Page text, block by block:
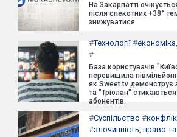
На Закарпатті
після спекотних +38°
знижуватися.
#Технології#
#
База користувачів
перевищила
як Sweet.tv демонструє
та "Тріолан"
абонентів.
#Суспільство #
#злочинність, право